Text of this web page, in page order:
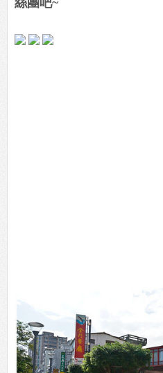
絲團吧~